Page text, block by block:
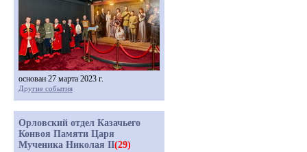
основан 27 марта 2023 г.
Другие события
Орловский отдел Казачьего
Конвоя Памяти Царя
Мученика Николая II(29)